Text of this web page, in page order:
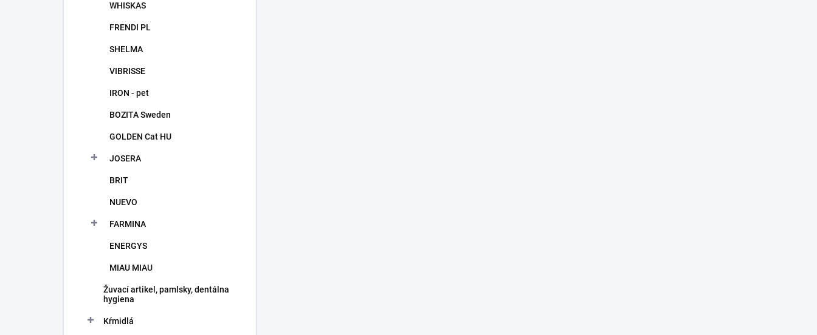
WHISKAS
FRENDI PL
SHELMA
VIBRISSE
IRON - pet
BOZITA Sweden
GOLDEN Cat HU
JOSERA
BRIT
NUEVO
FARMINA
ENERGYS
MIAU MIAU
Žuvací artikel, pamlsky, dentálna
hygiena
Kŕmidlá